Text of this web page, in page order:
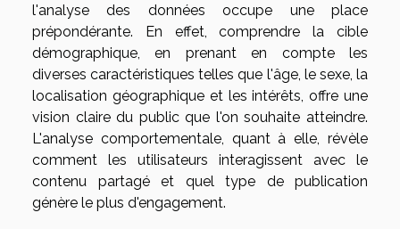
l'analyse des données occupe une place
prépondérante. En effet, comprendre la cible
démographique, en prenant en compte les
diverses caractéristiques telles que l'âge, le sexe, la
localisation géographique et les intérêts, offre une
vision claire du public que l'on souhaite atteindre.
L'analyse comportementale, quant à elle, révèle
comment les utilisateurs interagissent avec le
contenu partagé et quel type de publication
génère le plus d'engagement.